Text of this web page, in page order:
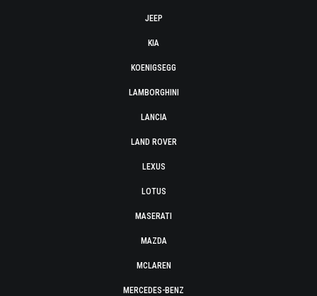
JEEP
KIA
KOENIGSEGG
LAMBORGHINI
LANCIA
LAND ROVER
LEXUS
LOTUS
MASERATI
MAZDA
MCLAREN
MERCEDES-BENZ